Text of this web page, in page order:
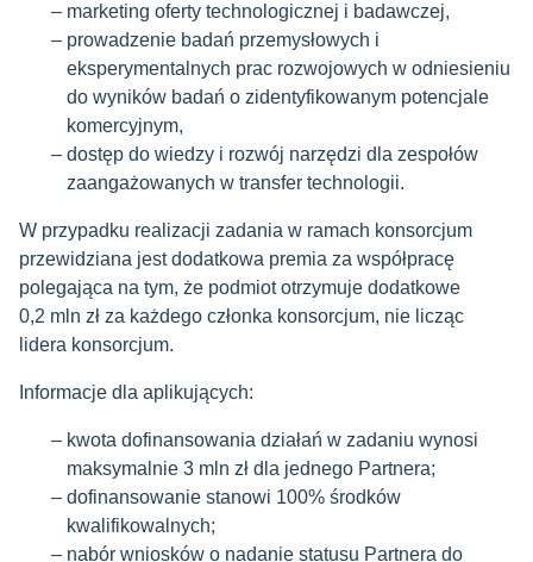
marketing oferty technologicznej i badawczej,
prowadzenie badań przemysłowych i
eksperymentalnych prac rozwojowych w odniesieniu
do wyników badań o zidentyfikowanym potencjale
komercyjnym,
dostęp do wiedzy i rozwój narzędzi dla zespołów
zaangażowanych w transfer technologii.
W przypadku realizacji zadania w ramach konsorcjum
przewidziana jest dodatkowa premia za współpracę
polegająca na tym, że podmiot otrzymuje dodatkowe
0,2 mln zł za każdego członka konsorcjum, nie licząc
lidera konsorcjum.
Informacje dla aplikujących:
kwota dofinansowania działań w zadaniu wynosi
maksymalnie 3 mln zł dla jednego Partnera;
dofinansowanie stanowi 100% środków
kwalifikowalnych;
nabór wniosków o nadanie statusu Partnera do